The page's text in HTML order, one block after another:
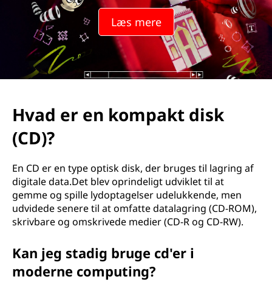
)
Læs mere
Hvad er en kompakt disk
(CD)?
En CD er en type optisk disk, der bruges til lagring af
digitale data.Det blev oprindeligt udviklet til at
gemme og spille lydoptagelser udelukkende, men
udvidede senere til at omfatte datalagring (CD-ROM),
skrivbare og omskrivede medier (CD-R og CD-RW).
Kan jeg stadig bruge cd'er i
moderne computing?